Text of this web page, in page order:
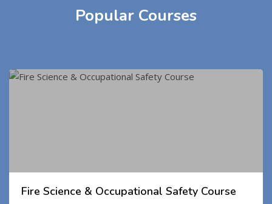
Popular Courses
Fire Science & Occupational Safety Course